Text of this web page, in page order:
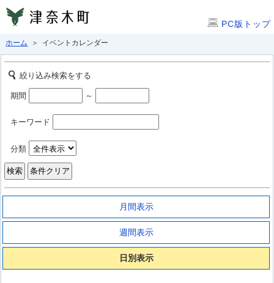
PC版トップ
ホーム ＞ イベントカレンダー
絞り込み検索をする
期間 ～
キーワード
分類
月間表示
週間表示
日別表示